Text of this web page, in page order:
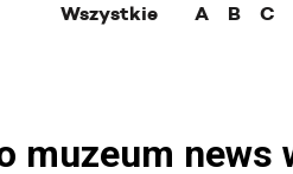
Wszystkie A B C